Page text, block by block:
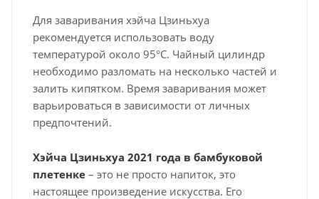
Для заваривания хэйча Цзиньхуа
рекомендуется использовать воду
температурой около 95°C. Чайный цилиндр
необходимо разломать на несколько частей и
залить кипятком. Время заваривания может
варьироваться в зависимости от личных
предпочтений.
Хэйча Цзиньхуа 2021 года в бамбуковой
плетенке – это не просто напиток, это
настоящее произведение искусства. Его